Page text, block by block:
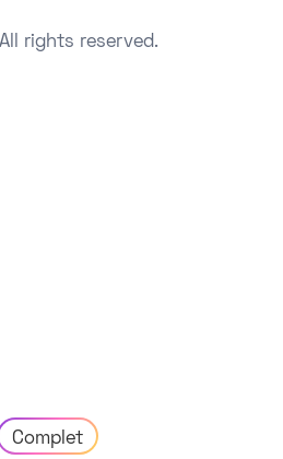
All rights reserved.
Complet